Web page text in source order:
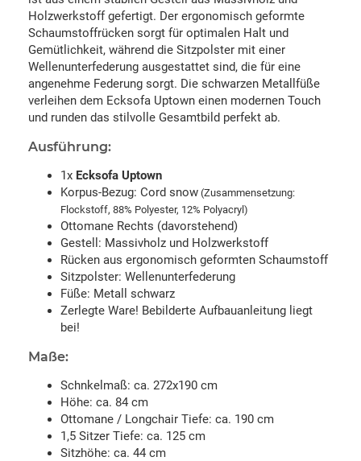
Holzwerkstoff gefertigt. Der ergonomisch geformte
Schaumstoffrücken sorgt für optimalen Halt und
Gemütlichkeit, während die Sitzpolster mit einer
Wellenunterfederung ausgestattet sind, die für eine
angenehme Federung sorgt. Die schwarzen Metallfüße
verleihen dem Ecksofa Uptown einen modernen Touch
und runden das stilvolle Gesamtbild perfekt ab.
Ausführung:
1x Ecksofa Uptown
Korpus-Bezug: Cord snow (Zusammensetzung:
Flockstoff, 88% Polyester, 12% Polyacryl)
Ottomane Rechts (davorstehend)
Gestell: Massivholz und Holzwerkstoff
Rücken aus ergonomisch geformten Schaumstoff
Sitzpolster: Wellenunterfederung
Füße: Metall schwarz
Zerlegte Ware! Bebilderte Aufbauanleitung liegt
bei!
Maße:
Schnkelmaß: ca. 272x190 cm
Höhe: ca. 84 cm
Ottomane / Longchair Tiefe: ca. 190 cm
1,5 Sitzer Tiefe: ca. 125 cm
Sitzhöhe: ca. 44 cm